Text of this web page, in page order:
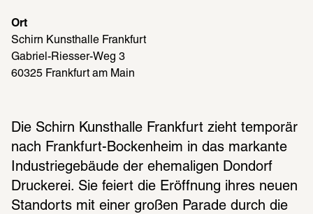
Ort
Schirn Kunsthalle Frankfurt
Gabriel-Riesser-Weg 3
60325 Frankfurt am Main
Die Schirn Kunsthalle Frankfurt zieht temporär
nach Frankfurt-Bockenheim in das markante
Industriegebäude der ehemaligen Dondorf
Druckerei. Sie feiert die Eröffnung ihres neuen
Standorts mit einer großen Parade durch die